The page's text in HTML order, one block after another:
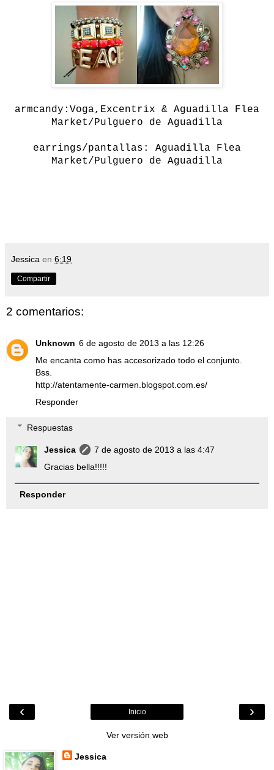
armcandy:Voga,Excentrix & Aguadilla Flea
Market/Pulguero de Aguadilla
earrings/pantallas: Aguadilla Flea
Market/Pulguero de Aguadilla
Jessica en 6:19
Compartir
2 comentarios:
Unknown 6 de agosto de 2013 a las 12:26
Me encanta como has accesorizado todo el conjunto.
Bss.
http://atentamente-carmen.blogspot.com.es/
Responder
Respuestas
Jessica
7 de agosto de 2013 a las 4:47
Gracias bella!!!!!
Responder
‹ ›
Inicio
Ver versión web
Jessica